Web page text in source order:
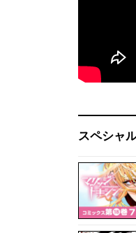
スペシャ